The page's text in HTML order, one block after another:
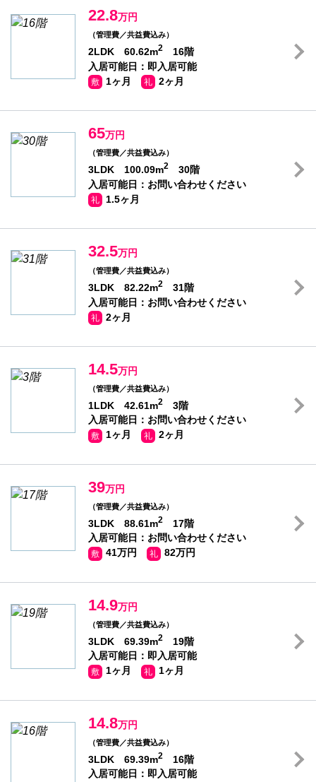
22.8万円
（管理費／共益費込み）
2LDK 60.62m2
16階
入居可能日：即入居可能
敷 1ヶ月 礼 2ヶ月
65万円
（管理費／共益費込み）
3LDK 100.09m2
30階
入居可能日：お問い合わせください
礼 1.5ヶ月
32.5万円
（管理費／共益費込み）
3LDK 82.22m2
31階
入居可能日：お問い合わせください
礼 2ヶ月
14.5万円
（管理費／共益費込み）
1LDK 42.61m2
3階
入居可能日：お問い合わせください
敷 1ヶ月 礼 2ヶ月
39万円
（管理費／共益費込み）
3LDK 88.61m2
17階
入居可能日：お問い合わせください
敷 41万円 礼 82万円
14.9万円
（管理費／共益費込み）
3LDK 69.39m2
19階
入居可能日：即入居可能
敷 1ヶ月 礼 1ヶ月
14.8万円
（管理費／共益費込み）
3LDK 69.39m2
16階
入居可能日：即入居可能